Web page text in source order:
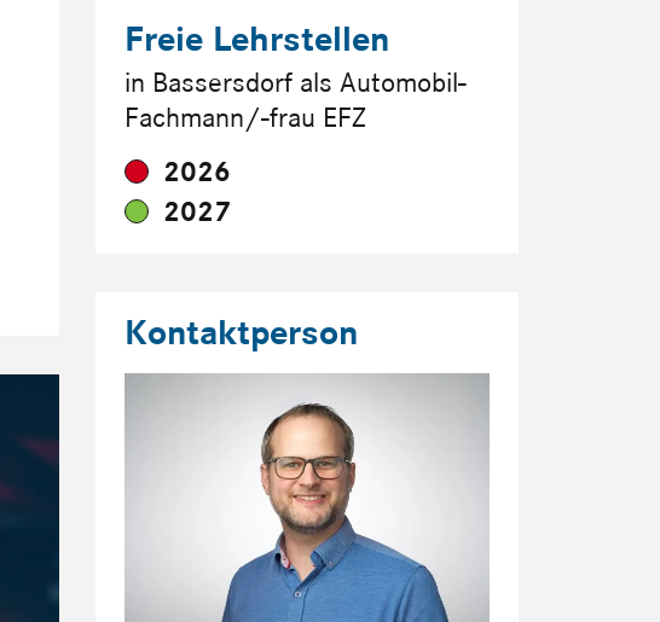
Freie Lehrstellen
in Bassersdorf als Automobil-
Fachmann/-frau EFZ
2026
2027
Kontaktperson